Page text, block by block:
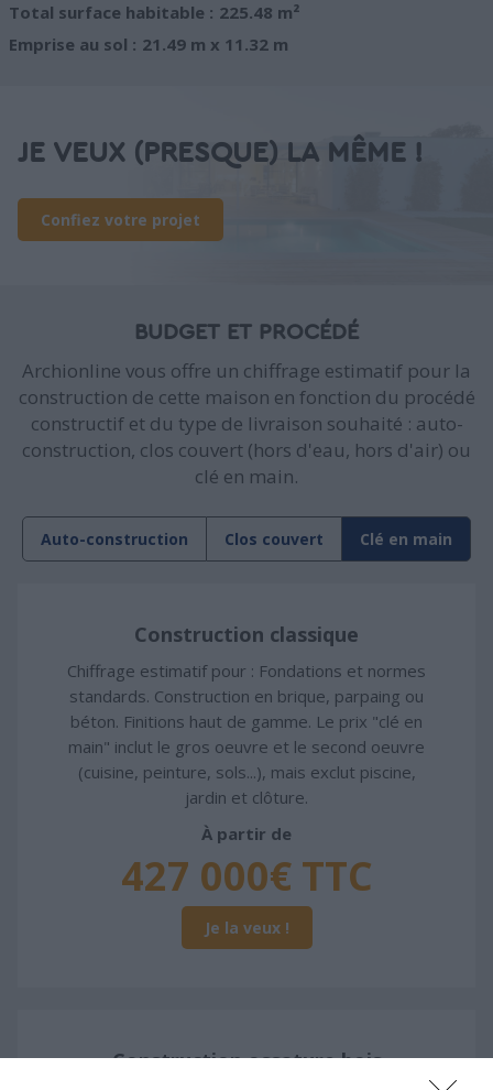
Total surface habitable : 225.48 m²
Emprise au sol : 21.49 m x 11.32 m
JE VEUX (PRESQUE) LA MÊME !
Confiez votre projet
BUDGET ET PROCÉDÉ
Archionline vous offre un chiffrage estimatif pour la
construction de cette maison en fonction du procédé
constructif et du type de livraison souhaité : auto-
construction, clos couvert (hors d'eau, hors d'air) ou
clé en main.
Auto-construction Clos couvert Clé en main
Construction classique
Chiffrage estimatif pour : Fondations et normes
standards. Construction en brique, parpaing ou
béton. Finitions haut de gamme. Le prix "clé en
main" inclut le gros oeuvre et le second oeuvre
(cuisine, peinture, sols...), mais exclut piscine,
jardin et clôture.
À partir de
427 000€ TTC
Je la veux !
Construction ossature bois